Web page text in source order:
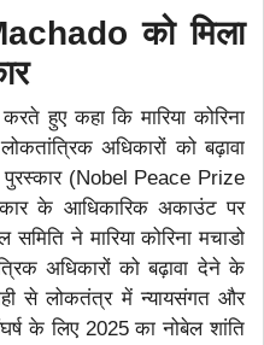
को मिला
हुए कहा कि मारिया कोरिना
अधिकारों को बढ़ावा
(Nobel Peace Prize
के आधिकारिक अकाउंट पर
ने मारिया कोरिना मचाडो
अधिकारों को बढ़ावा देने के
से लोकतंत्र में न्यायसंगत और
के लिए 2025 का नोबेल शांति